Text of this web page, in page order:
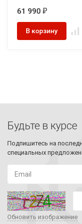
61 990 ₽
В корзину
Будьте в курсе
Подпишитесь на
специальных
Обновить изображение